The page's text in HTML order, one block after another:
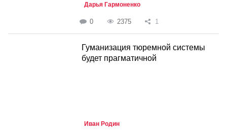
Дарья Гармоненко
0 2375 1
Гуманизация тюремной системы
будет прагматичной
Иван Родин